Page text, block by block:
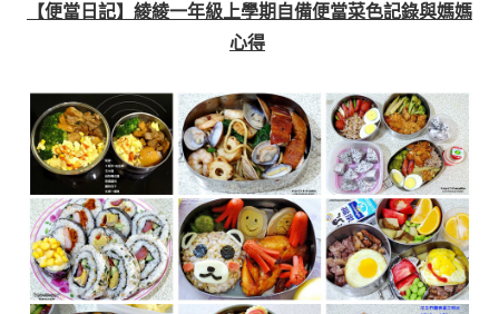
【便當日記】綾綾一年級上學期自備便當菜色記錄與媽媽
心得